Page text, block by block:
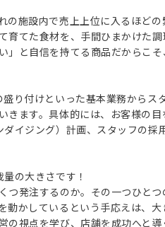
の施設内で売上上位に入るほどの
てた食材を、手間ひまかけた調
」と自信を持てる商品だからこ
り付けといった基本業務からス
ます。具体的には、お客様の目
イジング）計画、スタッフの採
の大きさです！
つ発注するのか。その一つひと
動かしているという手応えは、
の視点を学び、店舗を成功へと